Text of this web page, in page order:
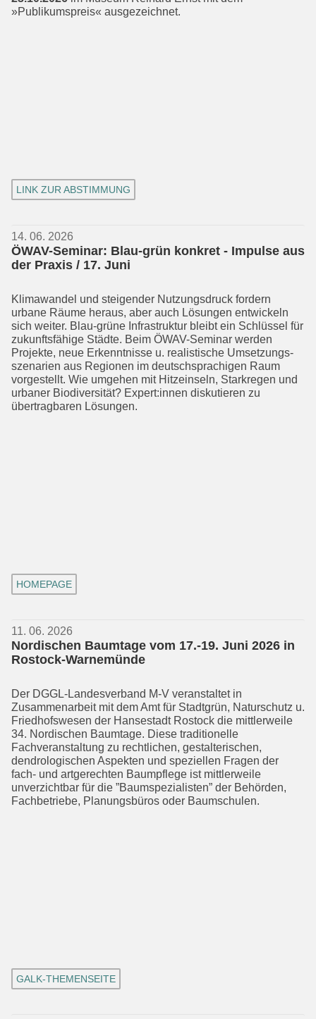
»Publikumspreis« ausgezeichnet.
LINK ZUR ABSTIMMUNG
14. 06. 2026
ÖWAV-Seminar: Blau-grün konkret - Impulse aus
der Praxis / 17. Juni
Klimawandel und steigender Nutzungs­druck fordern
urbane Räume heraus, aber auch Lösungen entwickeln
sich weiter. Blau-grüne Infrastruktur bleibt ein Schlüssel für
zukunftsfähige Städte. Beim ÖWAV-Seminar werden
Projekte, neue Erkenntnisse u. realistische Umsetzungs­
szenarien aus Regionen im deutschspra­chigen Raum
vorgestellt. Wie umgehen mit Hitzeinseln, Starkregen und
urbaner Biodiversität? Expert:innen diskutieren zu
übertragbaren Lösungen.
HOMEPAGE
11. 06. 2026
Nordischen Baumtage vom 17.-19. Juni 2026 in
Rostock-Warnemünde
Der DGGL-Landesverband M-V veranstal­tet in
Zusammenarbeit mit dem Amt für Stadtgrün, Naturschutz u.
Friedhofswe­sen der Hansestadt Rostock die mittler­weile
34. Nordischen Baumtage. Diese traditionelle
Fachveranstaltung zu recht­lichen, gestalterischen,
dendrologischen Aspekten und speziellen Fragen der
fach- und artgerechten Baumpflege ist mittler­weile
unverzichtbar für die ”Baumspe­zialisten” der Behörden,
Fachbetriebe, Planungsbüros oder Baumschulen.
GALK-THEMENSEITE